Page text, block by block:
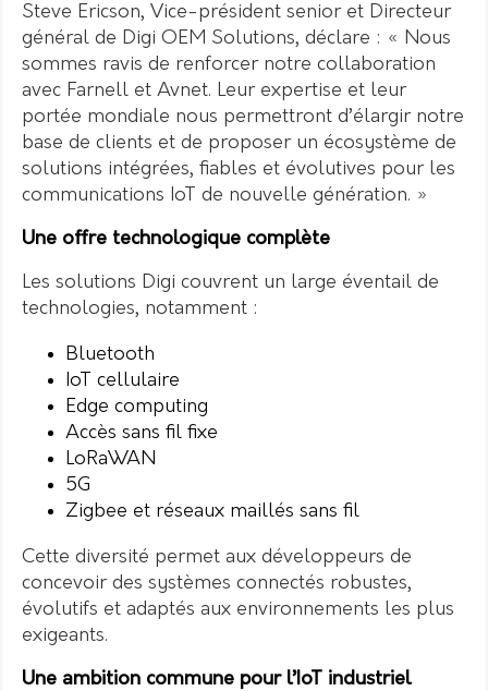
Steve Ericson, Vice-président senior et Directeur
général de Digi OEM Solutions, déclare : « Nous
sommes ravis de renforcer notre collaboration
avec Farnell et Avnet. Leur expertise et leur
portée mondiale nous permettront d’élargir notre
base de clients et de proposer un écosystème de
solutions intégrées, fiables et évolutives pour les
communications IoT de nouvelle génération. »
Une offre technologique complète
Les solutions Digi couvrent un large éventail de
technologies, notamment :
Bluetooth
IoT cellulaire
Edge computing
Accès sans fil fixe
LoRaWAN
5G
Zigbee et réseaux maillés sans fil
Cette diversité permet aux développeurs de
concevoir des systèmes connectés robustes,
évolutifs et adaptés aux environnements les plus
exigeants.
Une ambition commune pour l’IoT industriel